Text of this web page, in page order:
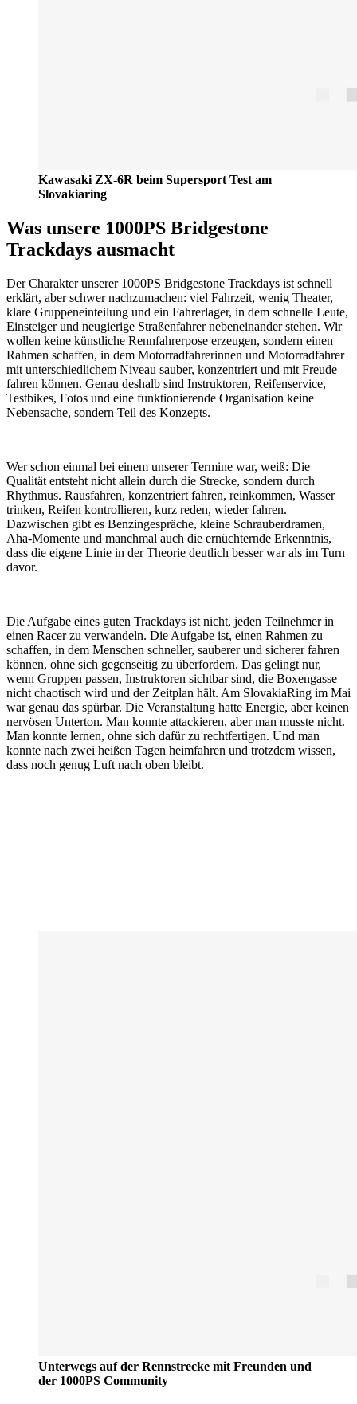
Kawasaki ZX-6R beim Supersport Test am
Slovakiaring
Was unsere 1000PS Bridgestone
Trackdays ausmacht
Der Charakter unserer 1000PS Bridgestone Trackdays ist schnell
erklärt, aber schwer nachzumachen: viel Fahrzeit, wenig Theater,
klare Gruppeneinteilung und ein Fahrerlager, in dem schnelle Leute,
Einsteiger und neugierige Straßenfahrer nebeneinander stehen. Wir
wollen keine künstliche Rennfahrerpose erzeugen, sondern einen
Rahmen schaffen, in dem Motorradfahrerinnen und Motorradfahrer
mit unterschiedlichem Niveau sauber, konzentriert und mit Freude
fahren können. Genau deshalb sind Instruktoren, Reifenservice,
Testbikes, Fotos und eine funktionierende Organisation keine
Nebensache, sondern Teil des Konzepts.
Wer schon einmal bei einem unserer Termine war, weiß: Die
Qualität entsteht nicht allein durch die Strecke, sondern durch
Rhythmus. Rausfahren, konzentriert fahren, reinkommen, Wasser
trinken, Reifen kontrollieren, kurz reden, wieder fahren.
Dazwischen gibt es Benzingespräche, kleine Schrauberdramen,
Aha-Momente und manchmal auch die ernüchternde Erkenntnis,
dass die eigene Linie in der Theorie deutlich besser war als im Turn
davor.
Die Aufgabe eines guten Trackdays ist nicht, jeden Teilnehmer in
einen Racer zu verwandeln. Die Aufgabe ist, einen Rahmen zu
schaffen, in dem Menschen schneller, sauberer und sicherer fahren
können, ohne sich gegenseitig zu überfordern. Das gelingt nur,
wenn Gruppen passen, Instruktoren sichtbar sind, die Boxengasse
nicht chaotisch wird und der Zeitplan hält. Am SlovakiaRing im Mai
war genau das spürbar. Die Veranstaltung hatte Energie, aber keinen
nervösen Unterton. Man konnte attackieren, aber man musste nicht.
Man konnte lernen, ohne sich dafür zu rechtfertigen. Und man
konnte nach zwei heißen Tagen heimfahren und trotzdem wissen,
dass noch genug Luft nach oben bleibt.
Unterwegs auf der Rennstrecke mit Freunden und
der 1000PS Community